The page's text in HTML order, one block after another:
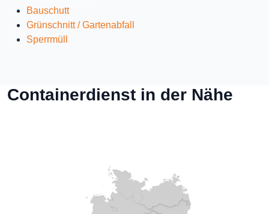
Bauschutt
Grünschnitt / Gartenabfall
Sperrmüll
Containerdienst in der Nähe